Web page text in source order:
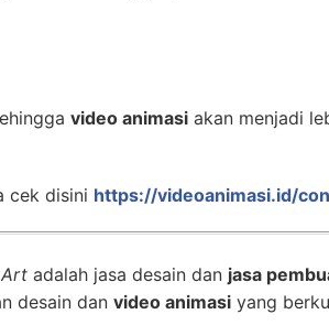
video animasi akan menjadi
cek disini https://videoanimasi.id/
adalah jasa desain dan jasa
desain dan video animasi yang